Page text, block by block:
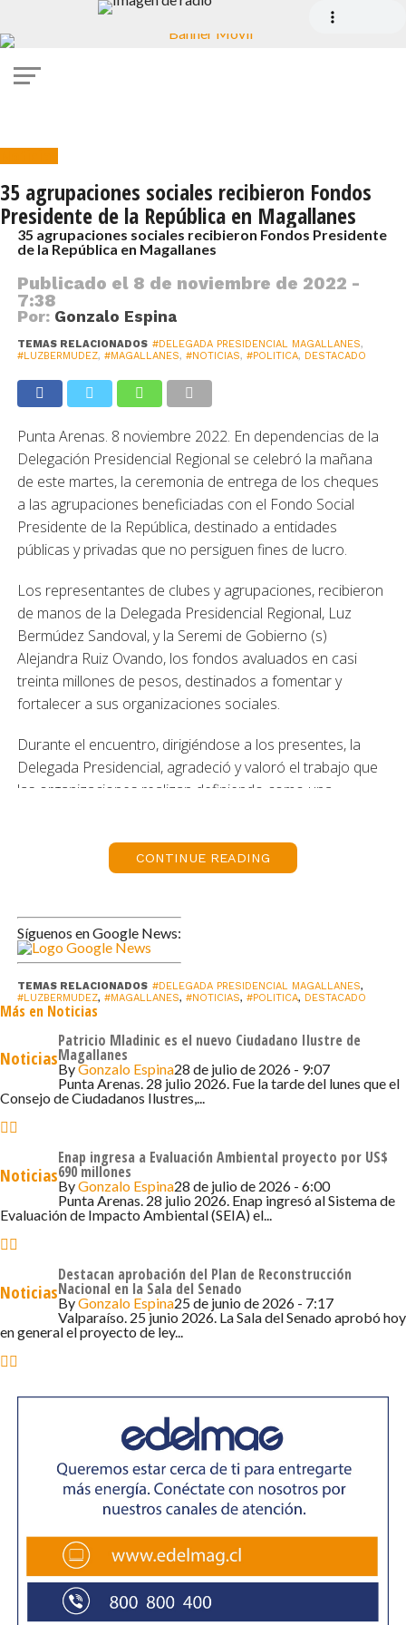
Noticias
35 agrupaciones sociales recibieron Fondos
Presidente de la República en Magallanes
35 agrupaciones sociales recibieron Fondos Presidente
de la República en Magallanes
Publicado el 8 de noviembre de 2022 -
7:38
Por: Gonzalo Espina
TEMAS RELACIONADOS #DELEGADA PRESIDENCIAL MAGALLANES,
#LUZBERMUDEZ, #MAGALLANES, #NOTICIAS, #POLITICA, DESTACADO
Punta Arenas. 8 noviembre 2022. En dependencias de la
Delegación Presidencial Regional se celebró la mañana
de este martes, la ceremonia de entrega de los cheques
a las agrupaciones beneficiadas con el Fondo Social
Presidente de la República, destinado a entidades
públicas y privadas que no persiguen fines de lucro.
Los representantes de clubes y agrupaciones, recibieron
de manos de la Delegada Presidencial Regional, Luz
Bermúdez Sandoval, y la Seremi de Gobierno (s)
Alejandra Ruiz Ovando, los fondos avaluados en casi
treinta millones de pesos, destinados a fomentar y
fortalecer a sus organizaciones sociales.
Durante el encuentro, dirigiéndose a los presentes, la
Delegada Presidencial, agradeció y valoró el trabajo que
las organizaciones realizan definiendo como una
fortalezca en democracia, enfatizando que: “Sabemos
por convicción, porque se cree en la organización social,
se cree que cuando trabajamos en colectivo, cuando nos
una comuna. Nuestro compromiso es que cuenten con
nosotros como Gobierno, cuenten con nosotros como
Estado, las puertas estarán abiertas, porque entendemos
la importancia del tejido social”.
La idea es reforzar el trabajo que realizan estas
comunidad. Esta es una convocatoria que se realiza en
forma anual, las postulaciones se hicieron en marzo,
hubo un proceso de recepción de documentación,
trabajo intenso y comprometido del Departamento Social
ejecutarlo y adquirir insumos que les permitan potenciar y
mejorar el trabajo que están haciendo.
nosotros como Gobierno es muy importante poder
fortalecer a las organizaciones sociales y en este caso
concretamente con recursos para que puedan
desarrollar las distintas actividades que en este caso
fueron proyectos muy diversos de distintas
organizaciones sociales, agrupaciones folclóricas,
fortalezca estas agrupaciones, las actividades que
desarrollan, porque van en beneficio de toda la
comunidad”.
CONTINUE READING
Síguenos en Google News:
TEMAS RELACIONADOS #DELEGADA PRESIDENCIAL MAGALLANES,
#LUZBERMUDEZ, #MAGALLANES, #NOTICIAS, #POLITICA, DESTACADO
Más en Noticias
Noticias
Patricio Mladinic es el nuevo Ciudadano Ilustre de
Magallanes
ByGonzalo Espina28 de julio de 2026 - 9:07
Punta Arenas. 28 julio 2026. Fue la tarde del lunes que el
Consejo de Ciudadanos Ilustres,...
Noticias
Enap ingresa a Evaluación Ambiental proyecto por US$
690 millones
ByGonzalo Espina28 de julio de 2026 - 6:00
Punta Arenas. 28 julio 2026. Enap ingresó al Sistema de
Evaluación de Impacto Ambiental (SEIA) el...
Noticias
Destacan aprobación del Plan de Reconstrucción
Nacional en la Sala del Senado
ByGonzalo Espina25 de junio de 2026 - 7:17
Valparaíso. 25 junio 2026. La Sala del Senado aprobó hoy
en general el proyecto de ley...